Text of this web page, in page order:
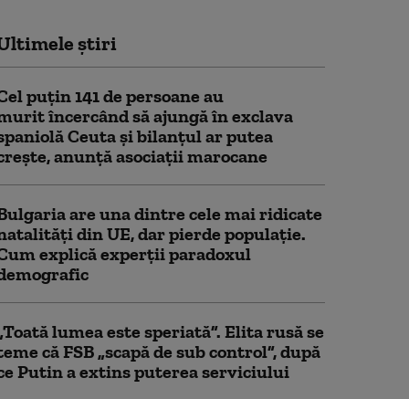
știri
puţin 141 de persoane au
încercând să ajungă în exclava
Ceuta şi bilanţul ar putea
anunță asociații marocane
are una dintre cele mai ridicate
din UE, dar pierde populație.
explică experții paradoxul
lumea este speriată”. Elita rusă se
că FSB „scapă de sub control”, după
Putin a extins puterea serviciului